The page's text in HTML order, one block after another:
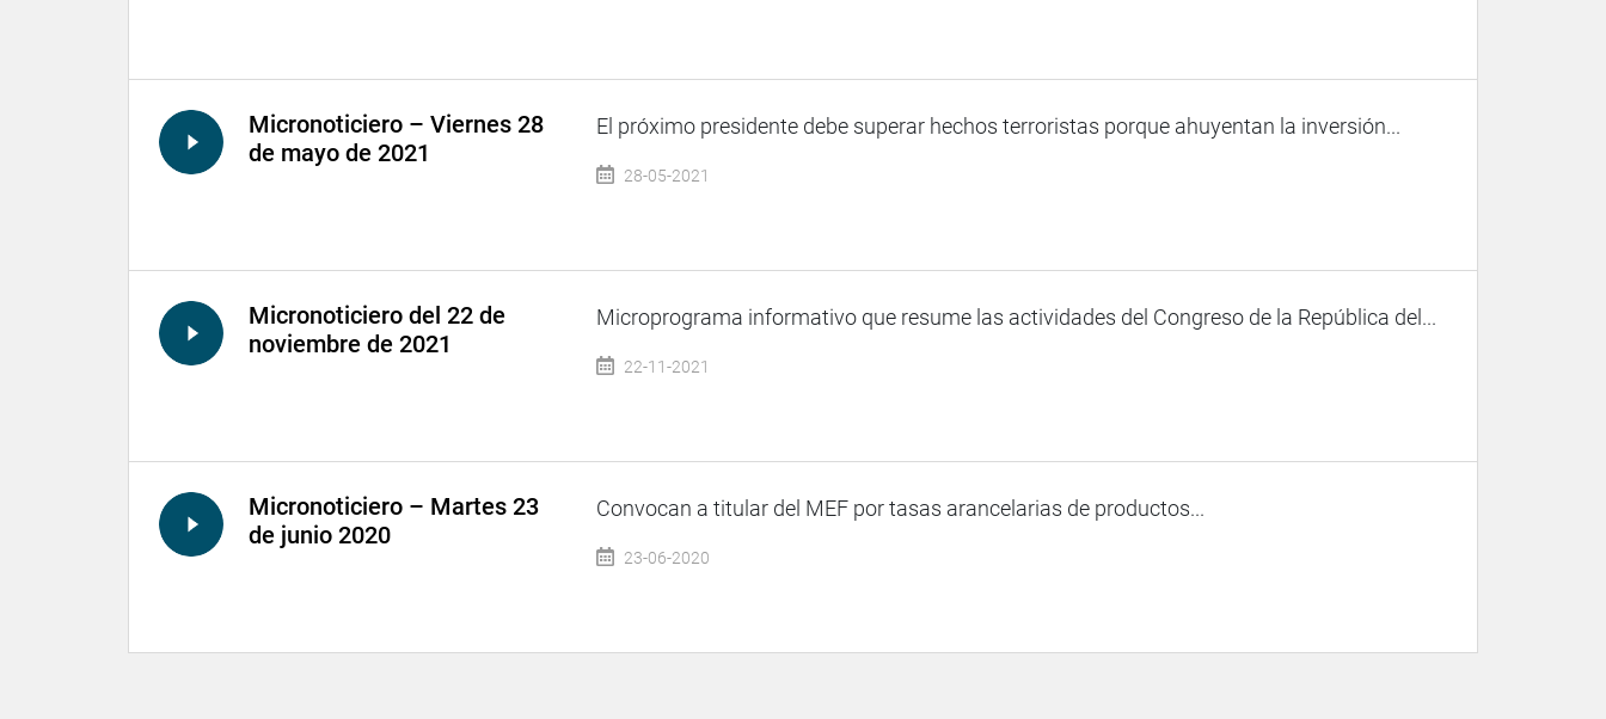
Micronoticiero – Viernes 28
de mayo de 2021
El próximo presidente debe superar hechos terroristas porque ahuyentan la inversión...
28-05-2021
Micronoticiero del 22 de
noviembre de 2021
Microprograma informativo que resume las actividades del Congreso de la República del...
22-11-2021
Micronoticiero – Martes 23
de junio 2020
Convocan a titular del MEF por tasas arancelarias de productos...
23-06-2020